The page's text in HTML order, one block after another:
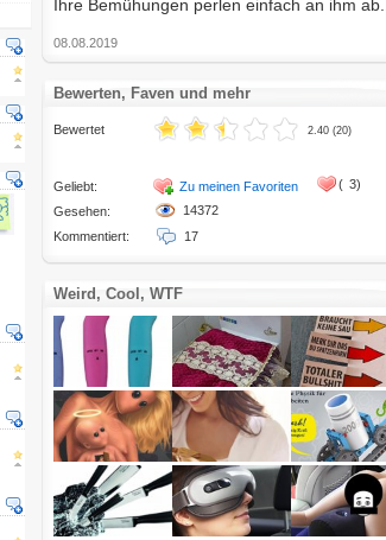
Ihre Bemühungen perlen einfach an ihm ab...
08.08.2019
Bewerten, Faven und mehr
Bewertet
Geliebt:
Gesehen:
Kommentiert:
2.40 (20)
Zu meinen Favoriten
14372
17
( 3)
Weird, Cool, WTF